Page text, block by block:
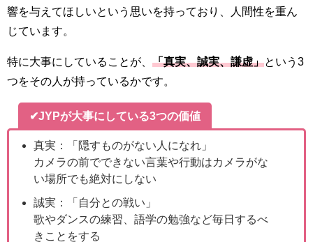
響を与えてほしいという思いを持っており、人間性を重ん
じています。
特に大事にしていることが、 「真実、誠実、謙虚」という3
つをその人が持っているかです。
✔JYPが大事にしている3つの価値
真実：「隠すものがない人になれ」
カメラの前でできない言葉や行動はカメラがな
い場所でも絶対にしない
誠実：「自分との戦い」
歌やダンスの練習、語学の勉強など毎日するべ
きことをする